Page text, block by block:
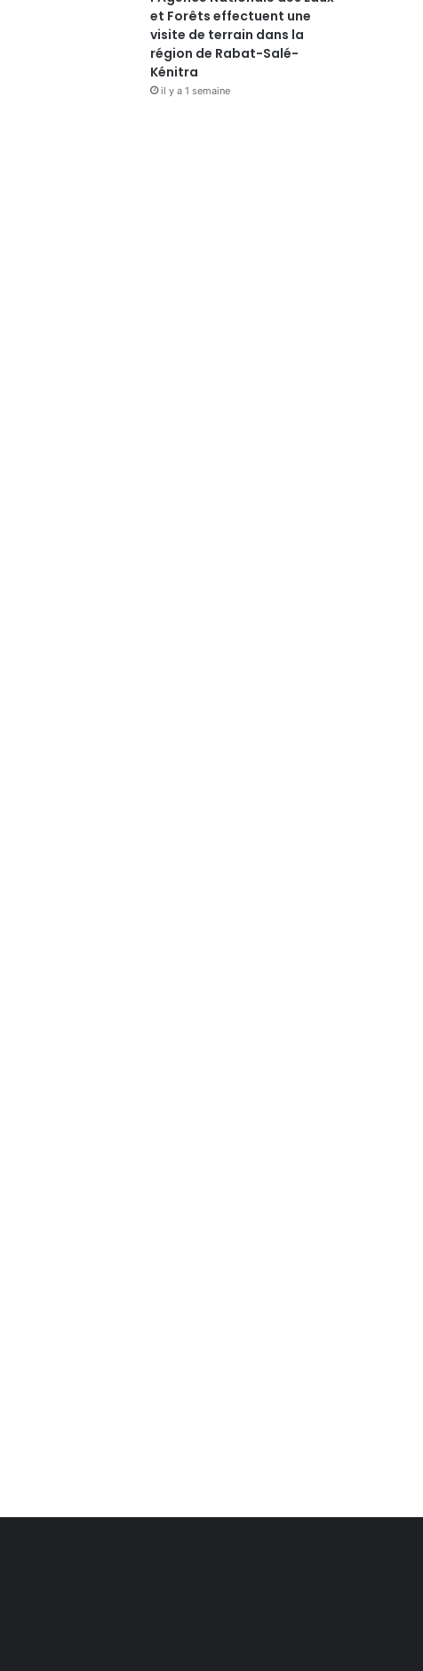
et Forêts effectuent une
visite de terrain dans la
région de Rabat-Salé-
Kénitra
il y a 1 semaine